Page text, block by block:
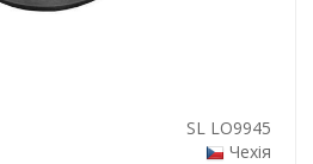
SL LO9945
Чехія